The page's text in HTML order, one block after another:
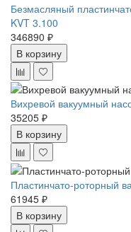
Безмасляный
KVT 3.100
346890 ₽
В корзину
Вихревой вакуумный
35205 ₽
В корзину
Пластинчато-роторный
61945 ₽
В корзину